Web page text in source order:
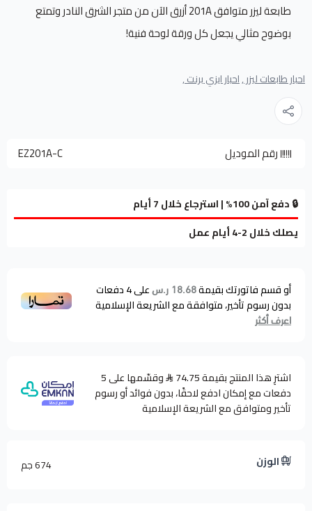
طابعة ليزر متوافق 201A أزرق الآن من متجر الشرق النادر وتمتع
بوضوح مثالي يجعل كل ورقة لوحة فنية!
احبار طابعات ليزر ,احبار ايزي برنت ,
رقم الموديل EZ201A-C
🔒 دفع آمن 100% | استرجاع خلال 7 أيام
يصلك خلال 2-4 أيام عمل
أو قسم فاتورتك بقيمة18.68 ر.س على4دفعات
بدون رسوم تأخير، متوافقة مع الشريعة الإسلامية
اعرف أكثر
اشترِ هذا المنتج بقيمة 74.75
وقسّمها على 5
دفعات مع إمكان ادفع لاحقًا، بدون فوائد أو رسوم
تأخير ومتوافق مع الشريعة الإسلامية
الوزن 674 جم